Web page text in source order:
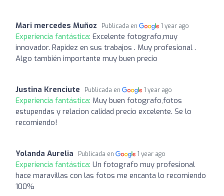
Mari mercedes Muñoz Publicada en 1 year ago
Experiencia fantástica: Excelente fotografo,muy
innovador. Rapidez en sus trabajos . Muy profesional .
Algo también importante muy buen precio
Justina Krenciute Publicada en 1 year ago
Experiencia fantástica: Muy buen fotografo,fotos
estupendas y relacion calidad precio excelente. Se lo
recomiendo!
Yolanda Aurelia Publicada en 1 year ago
Experiencia fantástica: Un fotografo muy profesional
hace maravillas con las fotos me encanta lo recomiendo
100%